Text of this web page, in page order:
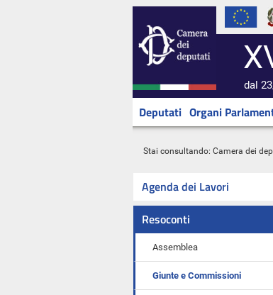
dal
Deputati Organi
Stai consultando: Camera dei
Agenda dei Lavori
Resoconti
Assemblea
Giunte e Commissioni